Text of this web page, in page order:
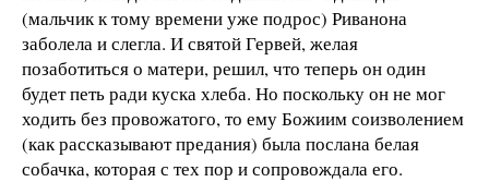
(мальчик к тому времени уже подрос) Риванона
заболела и слегла. И святой Гервей, желая
позаботиться о матери, решил, что теперь он один
будет петь ради куска хлеба. Но поскольку он не мог
ходить без провожатого, то ему Божиим соизволением
(как рассказывают предания) была послана белая
собачка, которая с тех пор и сопровождала его.